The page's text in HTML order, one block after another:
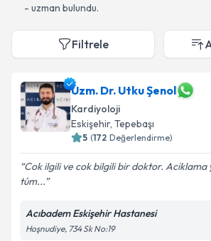
- uzman bulundu.
Filtrele
Uzm. Dr. Utku Şenol
Kardiyoloji
Eskişehir, Tepebaşı
5 (172 Değerlendirme)
Cok ilgili ve cok bilgili bir doktor. Aciklama
túm...
Acıbadem Eskişehir Hastanesi
Hoşnudiye, 734 Sk No:19